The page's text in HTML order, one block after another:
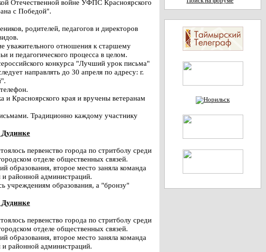
Отечественной войне УФПС Красноярского
с Победой".
родителей, педагогов и директоров
уважительного отношения к старшему
и педагогического процесса в целом.
конкурса "Лучший урок письма"
направлять до 30 апреля по адресу: г.
и Красноярского края и вручены ветеранам
Традиционно каждому участнику
Дудинке
первенство города по стритболу среди
отделе общественных связей.
образования, второе место заняла команда
и районной администраций.
учреждениям образования, а "бронзу"
Дудинке
первенство города по стритболу среди
отделе общественных связей.
образования, второе место заняла команда
и районной администраций.